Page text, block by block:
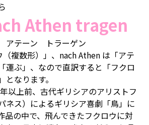
Athen tragen
テーン トラーゲン
複数形）」、nach Athen は「アテ
運ぶ」、なので直訳すると「フクロ
なります。
以上前、古代ギリシアのアリストフ
ネス）によるギリシア喜劇「鳥」に
品の中で、飛んできたフクロウに対